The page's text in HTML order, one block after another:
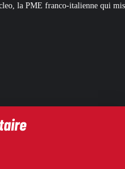
l’avenir du « mini nucléaire »